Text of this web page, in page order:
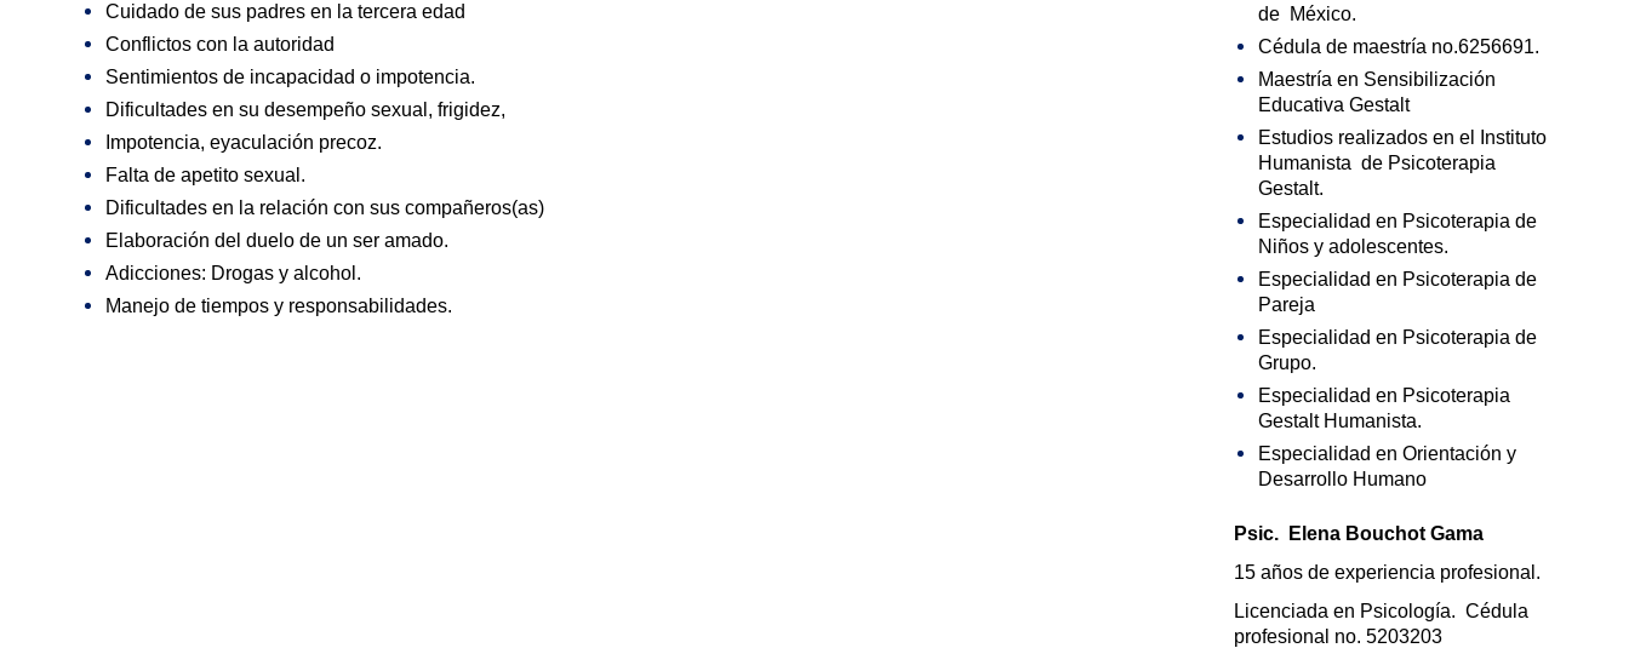
Cuidado de sus padres en la tercera edad
Conflictos con la autoridad
Sentimientos de incapacidad o impotencia.
Dificultades en su desempeño sexual, frigidez,
Impotencia, eyaculación precoz.
Falta de apetito sexual.
Dificultades en la relación con sus compañeros(as)
Elaboración del duelo de un ser amado.
Adicciones: Drogas y alcohol.
Manejo de tiempos y responsabilidades.
de México.
Cédula de maestría no.6256691.
Maestría en Sensibilización
Educativa Gestalt
Estudios realizados en el Instituto
Humanista de Psicoterapia
Gestalt.
Especialidad en Psicoterapia de
Niños y adolescentes.
Especialidad en Psicoterapia de
Pareja
Especialidad en Psicoterapia de
Grupo.
Especialidad en Psicoterapia
Gestalt Humanista.
Especialidad en Orientación y
Desarrollo Humano
Psic. Elena Bouchot Gama
15 años de experiencia profesional.
Licenciada en Psicología. Cédula
profesional no. 5203203